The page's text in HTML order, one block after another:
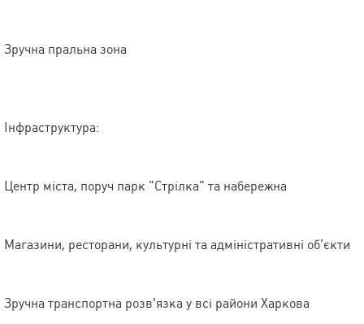
Зручна пральна зона
Інфраструктура:
Центр міста, поруч парк "Стрілка" та набережна
Магазини, ресторани, культурні та адміністративні об'єкти
Зручна транспортна розв’язка у всі райони Харкова